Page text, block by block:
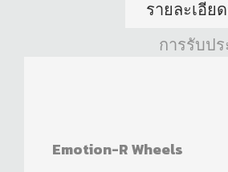
รายละเอีย
การรับป
Emotion-R Wheels